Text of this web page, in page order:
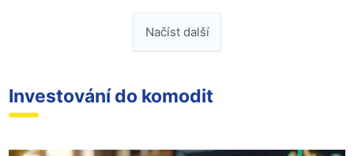
Načíst další
Investování do komodit